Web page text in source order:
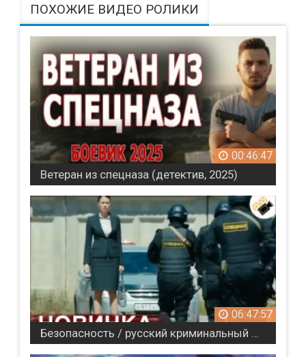
ПОХОЖИЕ ВИДЕО РОЛИКИ
00:46:47
Ветеран из спецназа (детектив, 2025)
06:47:57
Безопасность / русский криминальный детектив (2017)